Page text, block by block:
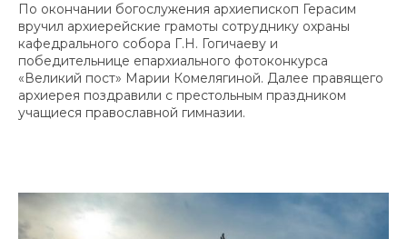
По окончании богослужения архиепископ Герасим
вручил архиерейские грамоты сотруднику охраны
кафедрального собора Г.Н. Гогичаеву и
победительнице епархиального фотоконкурса
«Великий пост» Марии Комелягиной. Далее правящего
архиерея поздравили с престольным праздником
учащиеся православной гимназии.